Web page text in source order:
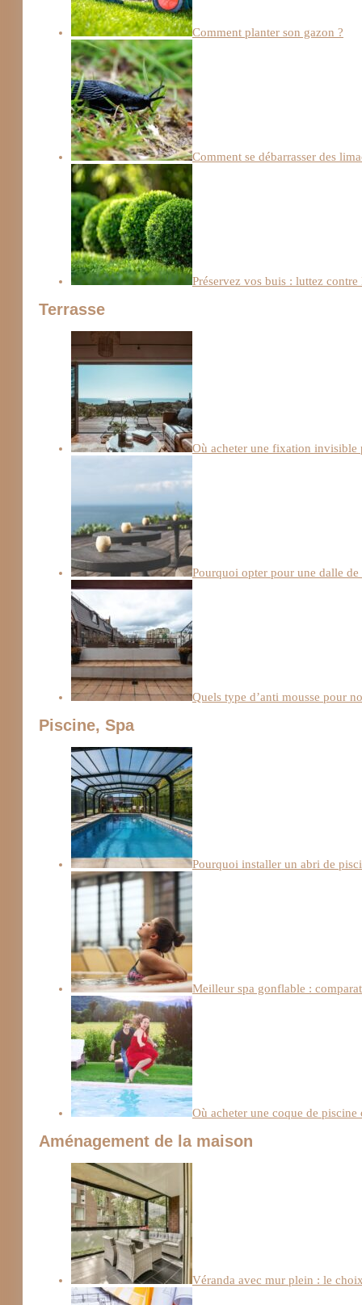
Comment planter son gazon ?
Comment se débarrasser des
Préservez vos buis : luttez
Terrasse
Où acheter une fixation invisible
Pourquoi opter pour une dalle de
Quels type d’anti mousse pour
Piscine, Spa
Pourquoi installer un abri de
Meilleur spa gonflable :
Où acheter une coque de piscine
Aménagement de la maison
Véranda avec mur plein : le